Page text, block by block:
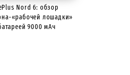
Nord 6: обзор
«рабочей лошадки»
9000 мАч